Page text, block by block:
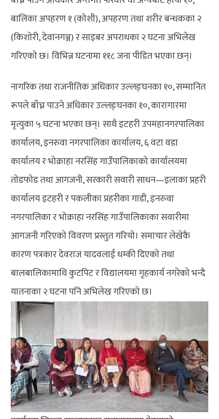
बालिका अपहरण १ (कोशी), अपहरण तथा शरीर बन्धकका २
(किशोरी, देवानगञ्ज) र साइबर अपराधका २ घटना अभिलेख
गरिएको छ। विभिन्न घटनामा ११८ जना पीडित भएका छन्।
नागरिक तथा राजनीतिक अधिकार उल्लङ्घनका १०, सम्मानित
रूपले बाँच्न पाउने अधिकार उल्लङ्घनका १०, कारागारमा
मृत्युका ५ घटना भएका छन्। साथै इटहरी उपमहानगरपालिका
कार्यालय, इनरुवा नगरपालिका कार्यालय, ६ वटा वडा
कार्यालय र भोक्राहा नरसिंह गाउँपालिकाको कार्यालयमा
तोडफोड तथा आगजनी, सरकारी सवारी साधन—इलाका प्रहरी
कार्यालय इटहरी र पकलीका प्रहरीका गाडी, इनरुवा
नगरपालिका र भोक्राहा नरसिंह गाउँपालिकाका सवारीमा
आगजनी गरिएको विवरण प्रस्तुत गरियो। समाचार लेखेकै
कारण पत्रकार देवराज यादवलाई धम्की दिएको तथा
बालबालिकामाथि कुटपिट र विद्यालयमा गृहकार्य नगरेको भन्दै
यातनाका २ घटना पनि अभिलेख गरिएको छ।